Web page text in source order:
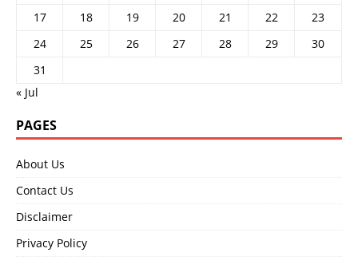
17
18 19 20 21 22
23
24
25 26 27 28 29
30
31
« Jul
PAGES
About Us
Contact Us
Disclaimer
Privacy Policy